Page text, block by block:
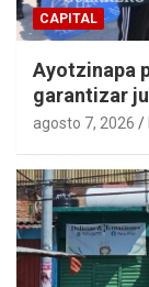
CAPITAL
Ayotzinapa
garantizar
agosto 7, 2026